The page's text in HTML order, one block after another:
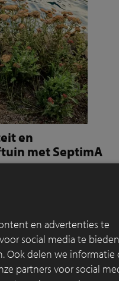
en
met SeptimA
centrale
Ameloot, één van de
Paver Awards 2022-
en visie, waarbij de
rol speelt in het
en advertenties te
social media te
Ook delen we informatie
partners voor social